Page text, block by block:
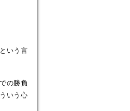
いう言
の勝負
いう心